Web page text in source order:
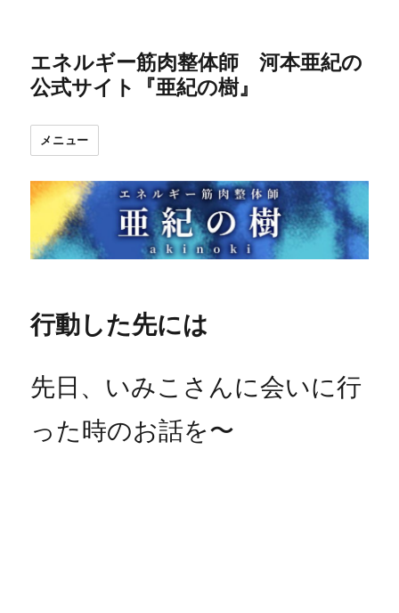
エネルギー筋肉整体師 河本亜紀の
公式サイト『亜紀の樹』
メニュー
行動した先には
先日、いみこさんに会いに行
った時のお話を〜